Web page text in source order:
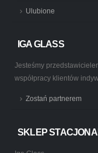
Ulubione
IGA GLASS
Jesteśmy
współpracy klientów
Zostań partnerem
SKLEP